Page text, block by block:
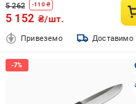
5 262 -110₴
5 152 ₴/шт.
Привеземо Доставимо